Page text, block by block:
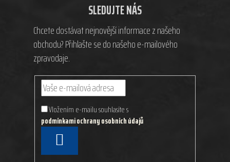
SLEDUJTE NÁS
Chcete dostávat nejnovější informace z našeho
obchodu? Přihlašte se do našeho e-mailového
zpravodaje.
Vložením e-mailu souhlasíte s
podmínkami ochrany osobních údajů
SE